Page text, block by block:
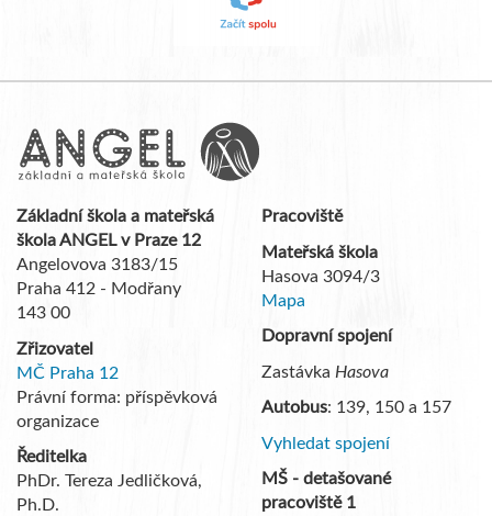
Základní škola a mateřská
škola ANGEL v Praze 12
Angelovova 3183/15
Praha 412 - Modřany
143 00
Zřizovatel
MČ Praha 12
Právní forma: příspěvková
organizace
Ředitelka
PhDr. Tereza Jedličková,
Ph.D.
Pracoviště
Mateřská škola
Hasova 3094/3
Mapa
Dopravní spojení
Zastávka Hasova
Autobus: 139, 150 a 157
Vyhledat spojení
MŠ - detašované
pracoviště 1